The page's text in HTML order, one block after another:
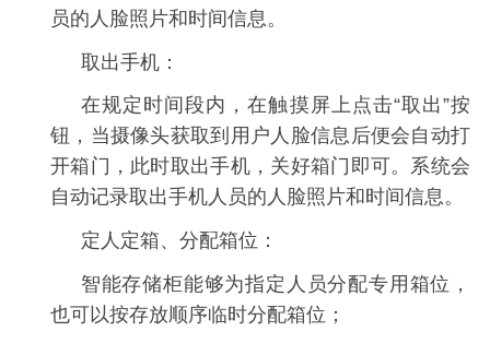
员的人脸照片和时间信息。
取出手机：
在规定时间段内，在触摸屏上点击“取出”按
钮，当摄像头获取到用户人脸信息后便会自动打
开箱门，此时取出手机，关好箱门即可。系统会
自动记录取出手机人员的人脸照片和时间信息。
定人定箱、分配箱位：
智能存储柜能够为指定人员分配专用箱位，
也可以按存放顺序临时分配箱位；